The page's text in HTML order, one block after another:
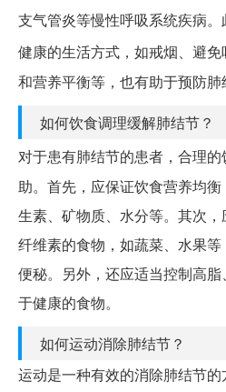
支气管炎等慢性呼吸系统疾病
健康的生活方式，如戒烟、避
和营养平衡等，也有助于预防肺
如何饮食调理缓解肺结节？
对于患有肺结节的患者，合理
助。首先，应保证饮食营养均
生素、矿物质、水分等。其次
纤维素的食物，如蔬菜、水果
便秘。另外，还应适当控制高
于健康的食物。
如何运动消除肺结节？
运动是一种有效的消除肺结节